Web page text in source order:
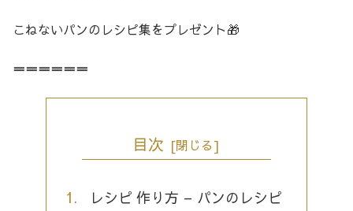
こねないパンのレシピ集をプレゼント🎁
＝＝＝＝＝＝
目次
レシピ 作り方 – パンのレシピ